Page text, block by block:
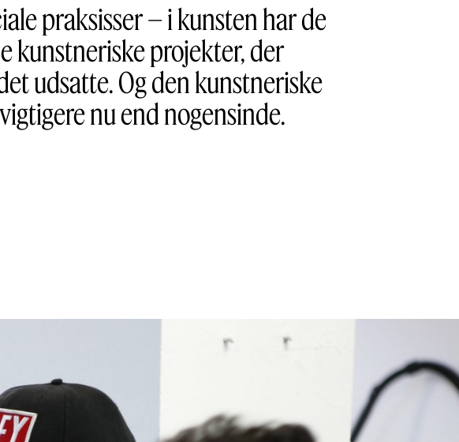
praksisser – i kunsten har de
kunstneriske projekter, der
udsatte. Og den kunstneriske
nu end nogensinde.